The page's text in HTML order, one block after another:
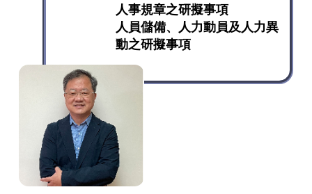
人事規章之研擬事項
人員儲備、人力動員及人力異
動之研擬事項